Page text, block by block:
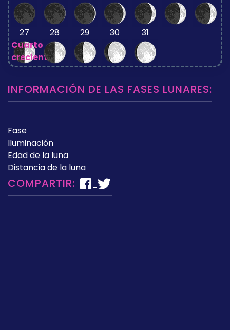
27
Cuarto
creciente
28 29 30 31
INFORMACIÓN DE LAS FASES LUNARES:
Fase
Iluminación
Edad de la luna
Distancia de la luna
COMPARTIR: